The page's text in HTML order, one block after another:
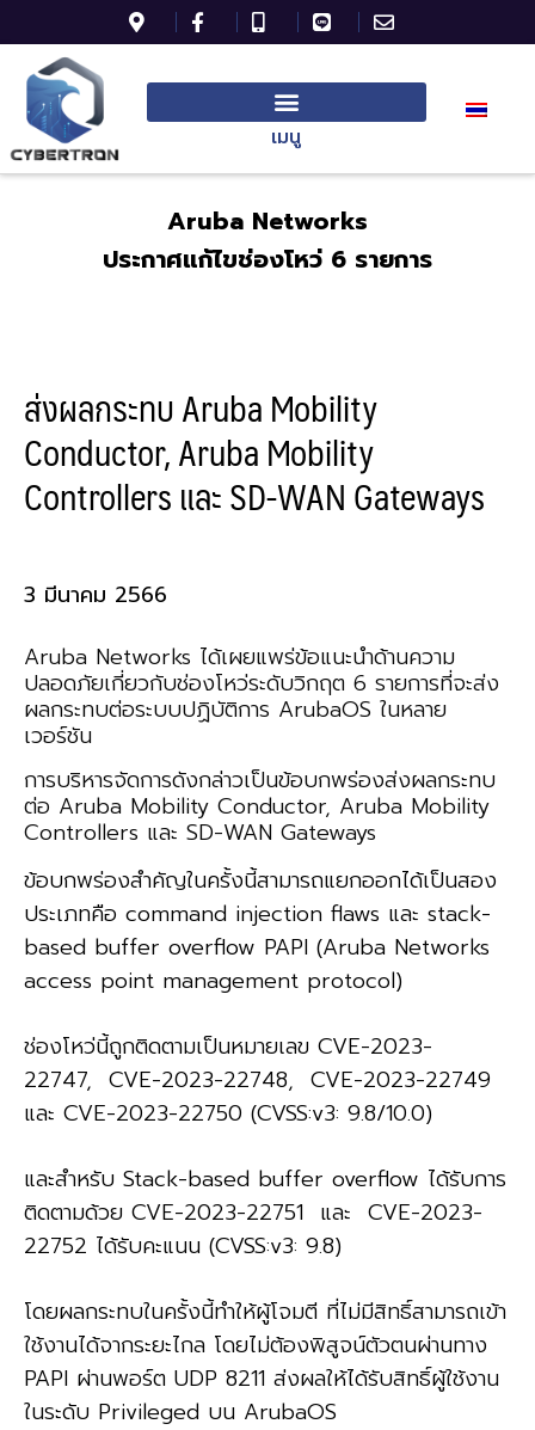
เมนู
Aruba Networks
ประกาศแก้ไขช่องโหว่ 6 รายการ
ส่งผลกระทบ Aruba Mobility
Conductor, Aruba Mobility
Controllers และ SD-WAN Gateways
3 มีนาคม 2566
Aruba Networks ได้เผยแพร่ข้อแนะนำด้านความ
ปลอดภัยเกี่ยวกับช่องโหว่ระดับวิกฤต 6 รายการที่จะส่ง
ผลกระทบต่อระบบปฏิบัติการ ArubaOS ในหลาย
เวอร์ชัน
การบริหารจัดการดังกล่าวเป็นข้อบกพร่องส่งผลกระทบ
ต่อ Aruba Mobility Conductor, Aruba Mobility
Controllers และ SD-WAN Gateways
ข้อบกพร่องสำคัญในครั้งนี้สามารถแยกออกได้เป็นสอง
ประเภทคือ command injection flaws และ stack-
based buffer overflow PAPI (Aruba Networks
access point management protocol)
ช่องโหว่นี้ถูกติดตามเป็นหมายเลข CVE-2023-
22747, CVE-2023-22748, CVE-2023-22749
และ CVE-2023-22750 (CVSS:v3: 9.8/10.0)
และสำหรับ Stack-based buffer overflow ได้รับการ
ติดตามด้วย CVE-2023-22751 และ CVE-2023-
22752 ได้รับคะแนน (CVSS:v3: 9.8)
โดยผลกระทบในครั้งนี้ทำให้ผู้โจมตี ที่ไม่มีสิทธิ์สามารถเข้า
ใช้งานได้จากระยะไกล โดยไม่ต้องพิสูจน์ตัวตนผ่านทาง
PAPI ผ่านพอร์ต UDP 8211 ส่งผลให้ได้รับสิทธิ์ผู้ใช้งาน
ในระดับ Privileged บน ArubaOS